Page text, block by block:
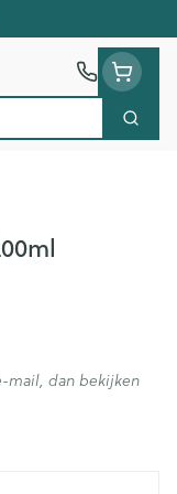
Zoek
mail, dan bekijken